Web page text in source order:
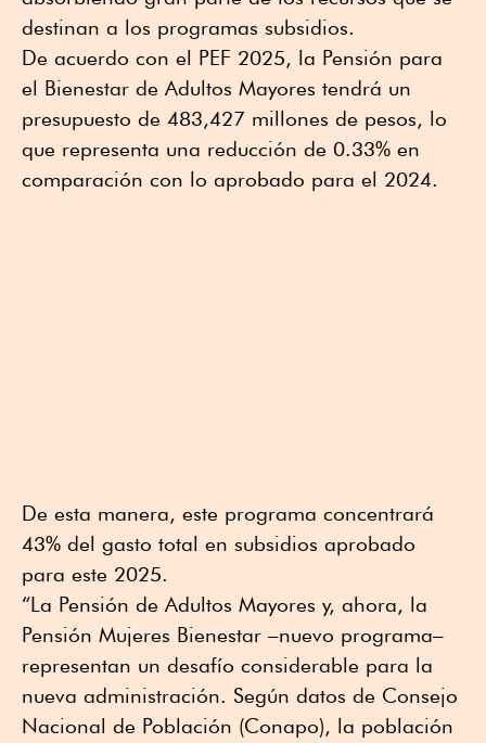
destinan a los programas subsidios.
De acuerdo con el PEF 2025, la Pensión para
el Bienestar de Adultos Mayores tendrá un
presupuesto de 483,427 millones de pesos, lo
que representa una reducción de 0.33% en
comparación con lo aprobado para el 2024.
De esta manera, este programa concentrará
43% del gasto total en subsidios aprobado
para este 2025.
“La Pensión de Adultos Mayores y, ahora, la
Pensión Mujeres Bienestar –nuevo programa–
representan un desafío considerable para la
nueva administración. Según datos de Consejo
Nacional de Población (Conapo), la población